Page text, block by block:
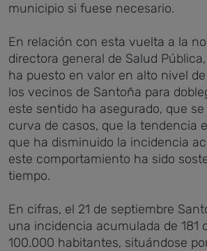
municipio si fuese necesario.
En relación con esta vuelta a la
directora general de Salud
ha puesto en valor en alto nivel
los vecinos de Santoña para
este sentido ha asegurado, que
curva de casos, que la tendencia
que ha disminuido la incidencia
este comportamiento ha sido
tiempo.
En cifras, el 21 de septiembre
una incidencia acumulada de 181
100.000 habitantes, situándose